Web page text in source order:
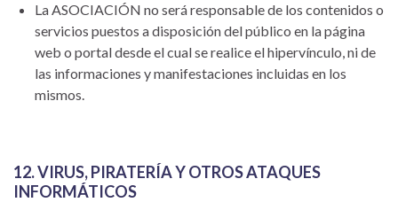
La ASOCIACIÓN no será responsable de los contenidos o
servicios puestos a disposición del público en la página
web o portal desde el cual se realice el hipervínculo, ni de
las informaciones y manifestaciones incluidas en los
mismos.
12. VIRUS, PIRATERÍA Y OTROS ATAQUES
INFORMÁTICOS